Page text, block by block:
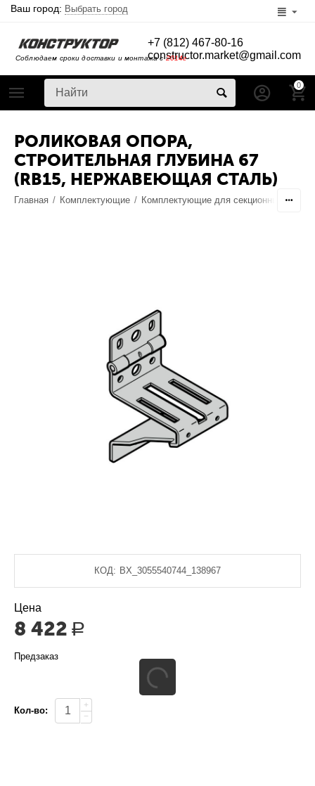
Ваш город: Выбрать город
Соблюдаем сроки доставки и монтажа с2014г
+7 (812) 467-80-16
constructor.market@gmail.com
0
РОЛИКОВАЯ ОПОРА,
СТРОИТЕЛЬНАЯ ГЛУБИНА 67
(RB15, НЕРЖАВЕЮЩАЯ СТАЛЬ)
Главная / Комплектующие / Комплектующие для секционных ворот
КОД: BX_3055540744_138967
Цена
8 422 Р
Предзаказ
Кол-во:
+
−